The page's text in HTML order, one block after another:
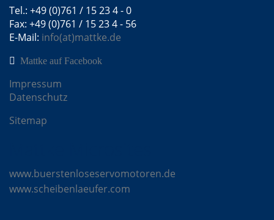
Tel.: +49 (0)761 / 15 23 4 - 0
Fax: +49 (0)761 / 15 23 4 - 56
E-Mail: info(at)mattke.de
Mattke auf Facebook
Impressum
Datenschutz
Sitemap
www.buerstenloseservomotoren.de
www.scheibenlaeufer.com